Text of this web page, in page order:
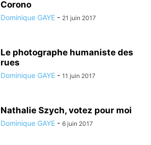
Corono
Dominique GAYE - 21 juin 2017
Le photographe humaniste des
rues
Dominique GAYE - 11 juin 2017
Nathalie Szych, votez pour moi
Dominique GAYE - 6 juin 2017